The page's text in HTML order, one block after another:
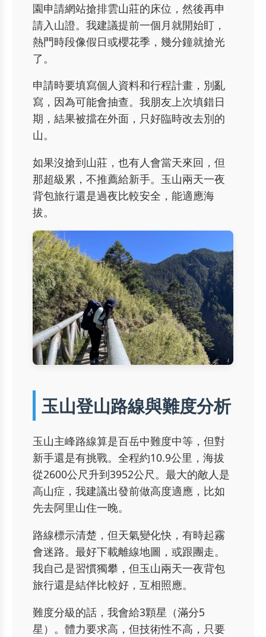
園申請網站搶排雲山莊的床位，然後再申
請入山證。我建議提前一個月就開始盯，
熱門時段像假日或櫻花季，幾分鐘就搶光
了。
申請時要填寫個人資料和行程計畫，別亂
寫，因為可能會抽查。我朋友上次填錯日
期，結果被擋在外面，只好臨時改去別的
山。
如果沒搶到山莊，也有人會當天來回，但
那超級累，不推薦給新手。玉山兩天一夜
背包旅行還是過夜比較安全，能適應海
拔。
玉山登山路線與難度分析
玉山主峰路線算是百岳中難度中等，但對
新手還是有挑戰。全程約10.9公里，海拔
從2600公尺升到3952公尺。最大的敵人是
高山症，我建議出發前做高度適應，比如
先去阿里山住一晚。
路線標示清楚，但天氣變化快，有時起霧
會迷路。最好下載離線地圖，或跟團走。
我自己是習慣獨攀，但玉山兩天一夜背包
旅行還是結伴比較好，互相照應。
難度分級的話，我會給3顆星（滿分5
星）。體力要求高，但技術性不高，只要